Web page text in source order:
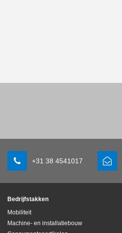
+31 38 4541017
Bedrijfstakken
Mobiliteit
Machine- en installatiebouw